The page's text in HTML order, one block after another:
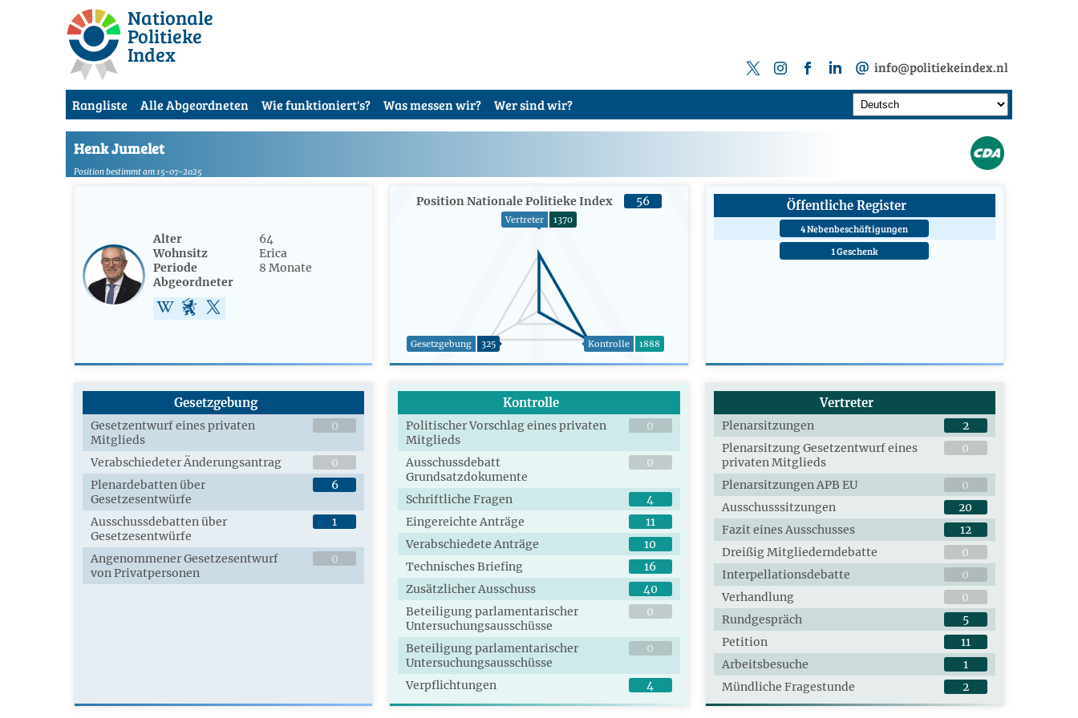
Nationale
Politieke
Index info@politiekeindex.nl
Rangliste Alle Abgeordneten Wie funktioniert's? Was messen wir? Wer sind wir?
Henk Jumelet
Position bestimmt am 15-07-2025
Alter
64
Wohnsitz
Erica
Periode
Abgeordneter
8 Monate
Position Nationale Politieke Index 56
Gesetzgebung 325
Vertreter 1370
Kontrolle 1888
Öffentliche Register
4 Nebenbeschäftigungen
1 Geschenk
Gesetzgebung
Gesetzentwurf eines privaten
Mitglieds
0
Verabschiedeter Änderungsantrag
0
Plenardebatten über
Gesetzesentwürfe
6
Ausschussdebatten über
Gesetzesentwürfe
1
Angenommener Gesetzesentwurf
von Privatpersonen
0
Kontrolle
Politischer Vorschlag eines privaten
Mitglieds
0
Ausschussdebatt
Grundsatzdokumente
0
Schriftliche Fragen
4
Eingereichte Anträge
11
Verabschiedete Anträge
10
Technisches Briefing
16
Zusätzlicher Ausschuss
40
Beteiligung parlamentarischer
Untersuchungsausschüsse
0
Beteiligung parlamentarischer
Untersuchungsausschüsse
0
Verpflichtungen 4
Vertreter
Plenarsitzungen
2
Plenarsitzung Gesetzentwurf eines
privaten Mitglieds
0
Plenarsitzungen APB EU
0
Ausschusssitzungen
20
Fazit eines Ausschusses
12
Dreißig Mitgliederndebatte
0
Interpellationsdebatte
0
Verhandlung
0
Rundgespräch
5
Petition
11
Arbeitsbesuche
1
Mündliche Fragestunde
2